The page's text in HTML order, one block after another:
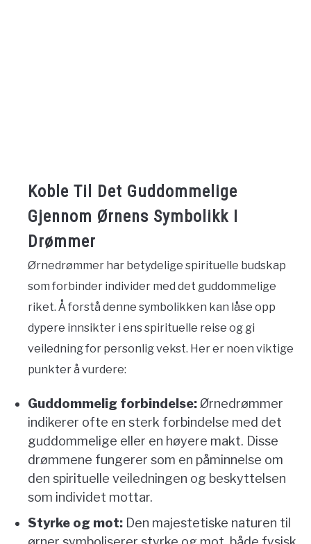
Koble Til Det Guddommelige
Gjennom Ørnens Symbolikk I
Drømmer
Ørnedrømmer har betydelige spirituelle budskap
som forbinder individer med det guddommelige
riket. Å forstå denne symbolikken kan låse opp
dypere innsikter i ens spirituelle reise og gi
veiledning for personlig vekst. Her er noen viktige
punkter å vurdere:
Guddommelig forbindelse:Ørnedrømmer
indikerer ofte en sterk forbindelse med det
guddommelige eller en høyere makt. Disse
drømmene fungerer som en påminnelse om
den spirituelle veiledningen og beskyttelsen
som individet mottar.
Styrke og mot: Den majestetiske naturen til